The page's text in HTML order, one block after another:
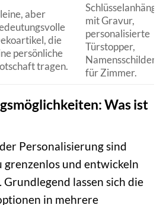
aber
die
persönliche
tragen.
mit Gravur,
personalisierte
Türstopper,
Namensschilder
für Zimmer.
Was ist
Personalisierung sind
grenzenlos und entwickeln
lassen sich die
in mehrere